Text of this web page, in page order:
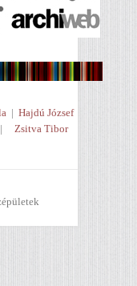
| Hajdú József
Zsitva Tibor